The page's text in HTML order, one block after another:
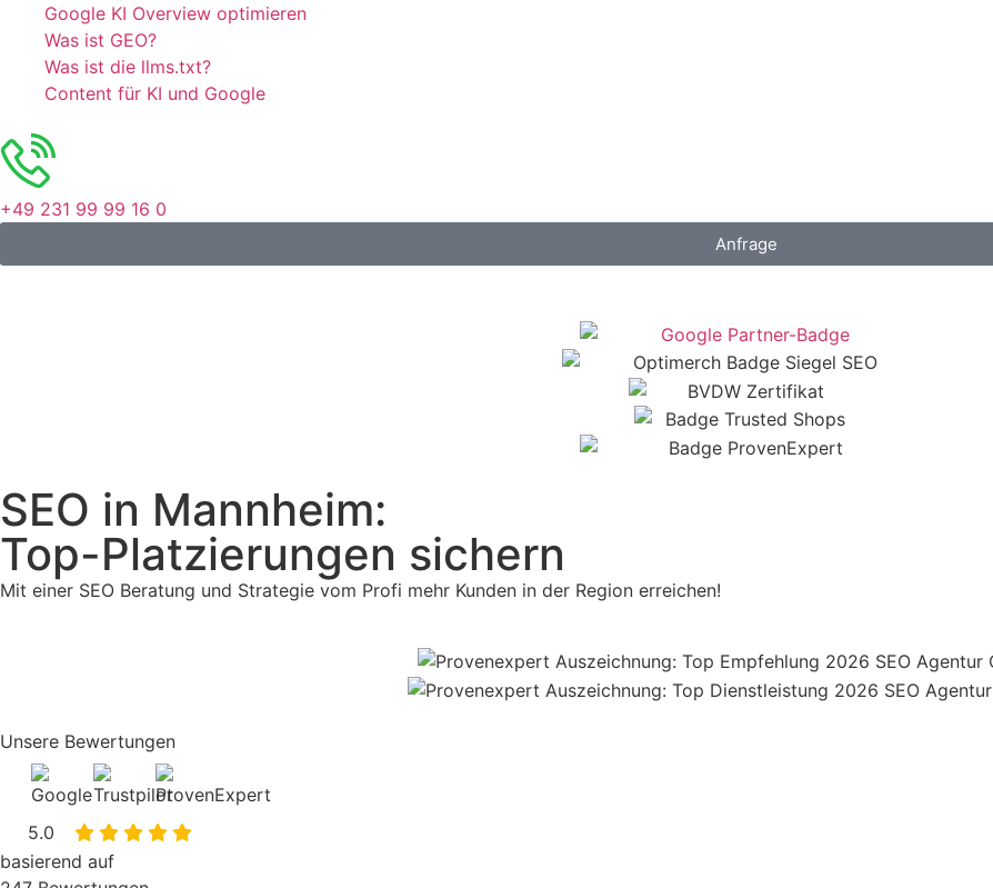
Google KI Overview optimieren
Was ist GEO?
Was ist die llms.txt?
Content für KI und Google
+49 231 99 99 16 0
Anfrage
SEO in Mannheim:
Top-Platzierungen sichern
Mit einer SEO Beratung und Strategie vom Profi mehr Kunden in der Region erreichen!
Unsere Bewertungen
5.0
basierend auf